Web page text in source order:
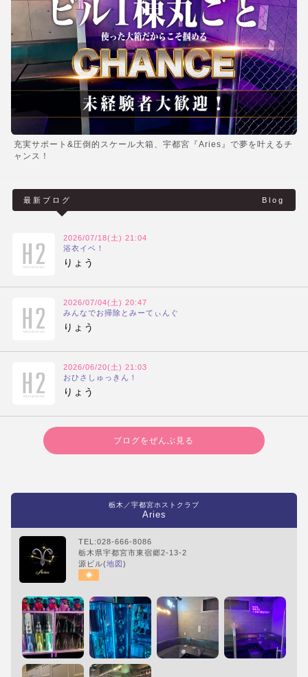
充実サポート&圧倒的スケール大箱、宇都宮『Aries』で夢を叶えるチ
ャンス！
Blog
最新ブログ
2026/07/18(土) 21:04
浴衣イベ！
りょう
2026/07/04(土) 20:47
みんなでお掃除とみーてぃんぐ
りょう
2026/06/20(土) 21:03
おひさしゅっきん！
りょう
ブログをぜんぶ見る
栃木／宇都宮ホストクラブ
Aries
TEL:028-666-8086
栃木県宇都宮市東宿郷2-13-2
源ビル(地図)